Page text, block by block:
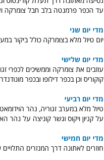
עד הכפר פרמנטה בלב חבל צומרקה
מדי יום שני
יום טיול מלא בצומרקה כולל ביקור
מדי יום שלישי
עוזבים את צומרקה וממשיכים לכפרי
קוקוריס וכן בכפר דילופו ובכפר
מדי יום רביעי
טיול מלא במערב זגוריה, נהר
על קניון ויקוס וגשר קוניצה על נהר
מדי יום חמישי
חוזרים לאתונה דרך המנזרים